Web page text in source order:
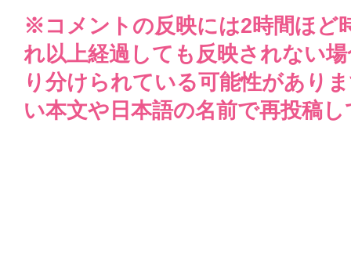
※コメントの反映には2時間ほど
れ以上経過しても反映されない
り分けられている可能性があり
い本文や日本語の名前で再投稿